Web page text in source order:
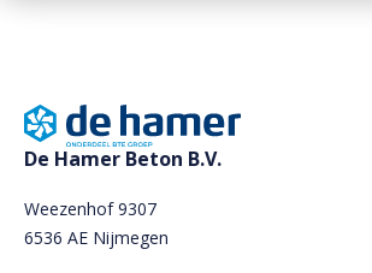
HVO toeslag
Dieseltoeslag
De Hamer Beton B.V.
Weezenhof 9307
6536 AE Nijmegen